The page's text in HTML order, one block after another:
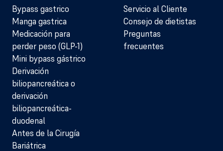
Bypass gastrico
Manga gastrica
Medicación para
perder peso (GLP-1)
Mini bypass gástrico
Derivación
biliopancreática o
derivación
biliopancreática-
duodenal
Antes de la Cirugía
Bariátrica
Servicio al Cliente
Consejo de dietistas
Preguntas
frecuentes